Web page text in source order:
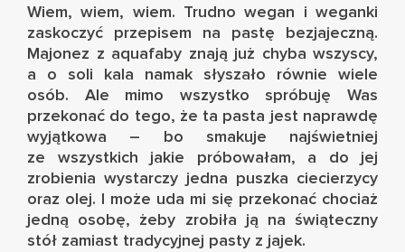
Wiem, wiem, wiem. Trudno wegan i weganki
zaskoczyć przepisem na pastę bezjajeczną.
Majonez z aquafaby znają już chyba wszyscy,
a o soli kala namak słyszało równie wiele
osób. Ale mimo wszystko spróbuję Was
przekonać do tego, że ta pasta jest naprawdę
wyjątkowa – bo smakuje najświetniej
ze wszystkich jakie próbowałam, a do jej
zrobienia wystarczy jedna puszka ciecierzycy
oraz olej. I może uda mi się przekonać chociaż
jedną osobę, żeby zrobiła ją na świąteczny
stół zamiast tradycyjnej pasty z jajek.